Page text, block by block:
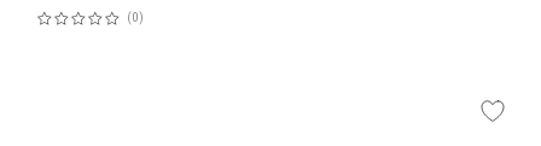
Bewertung:
0